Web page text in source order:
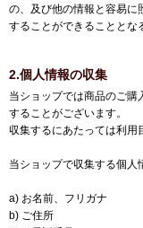
の、及び他の情報と容易に
することができることとな
2.個人情報の収集
当ショップでは商品のご
することがございます。
収集するにあたっては利用
当ショップで収集する個人
a) お名前、フリガナ
b) ご住所